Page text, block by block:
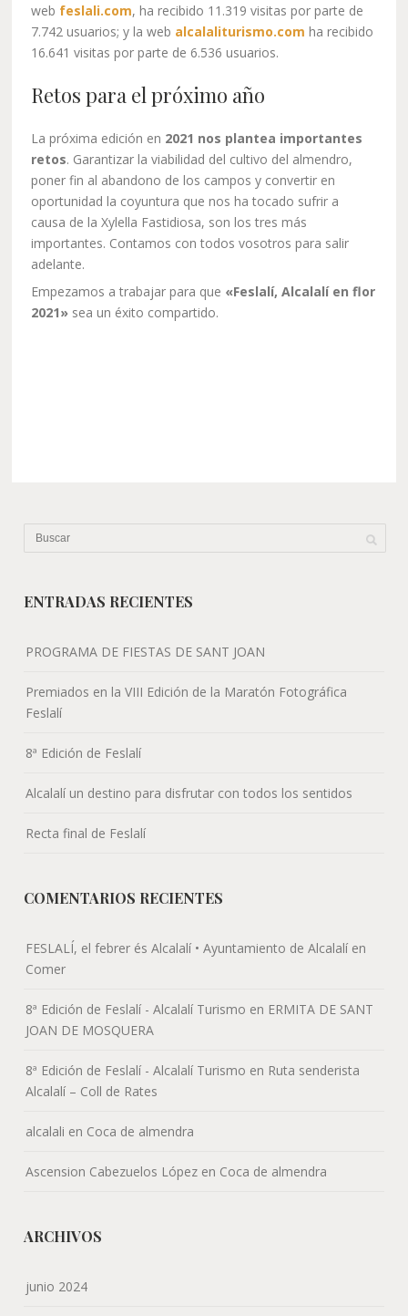
web feslali.com, ha recibido 11.319 visitas por parte de
7.742 usuarios; y la web alcalaliturismo.com ha recibido
16.641 visitas por parte de 6.536 usuarios.
Retos para el próximo año
La próxima edición en 2021 nos plantea importantes
retos. Garantizar la viabilidad del cultivo del almendro,
poner fin al abandono de los campos y convertir en
oportunidad la coyuntura que nos ha tocado sufrir a
causa de la Xylella Fastidiosa, son los tres más
importantes. Contamos con todos vosotros para salir
adelante.
Empezamos a trabajar para que «Feslalí, Alcalalí en flor
2021» sea un éxito compartido.
ENTRADAS RECIENTES
PROGRAMA DE FIESTAS DE SANT JOAN
Premiados en la VIII Edición de la Maratón Fotográfica
Feslalí
8ª Edición de Feslalí
Alcalalí un destino para disfrutar con todos los sentidos
Recta final de Feslalí
COMENTARIOS RECIENTES
FESLALÍ, el febrer és Alcalalí • Ayuntamiento de Alcalalí en
Comer
8ª Edición de Feslalí - Alcalalí Turismo en ERMITA DE SANT
JOAN DE MOSQUERA
8ª Edición de Feslalí - Alcalalí Turismo en Ruta senderista
Alcalalí – Coll de Rates
alcalali en Coca de almendra
Ascension Cabezuelos López en Coca de almendra
ARCHIVOS
junio 2024